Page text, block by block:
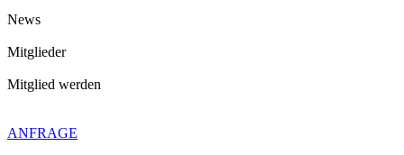
News
Mitglieder
Mitglied werden
ANFRAGE